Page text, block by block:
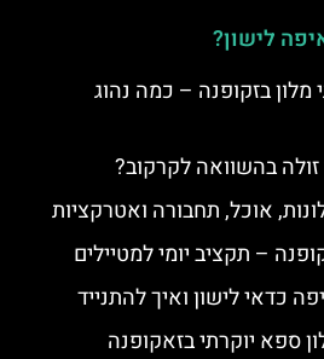
לישון?
מלון בזקופנה – כמה נהוג
בהשוואה לקרקוב?
אוכל, תחבורה ואטרקציות
– תקציב יומי למטיילים
כדאי לישון ואיך להתנייד